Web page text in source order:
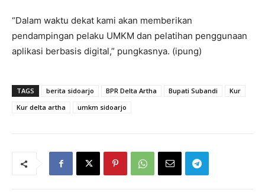
“Dalam waktu dekat kami akan memberikan
pendampingan pelaku UMKM dan pelatihan penggunaan
aplikasi berbasis digital,” pungkasnya. (ipung)
TAGS berita sidoarjo BPR Delta Artha Bupati Subandi
Kur
Kur delta artha
umkm sidoarjo